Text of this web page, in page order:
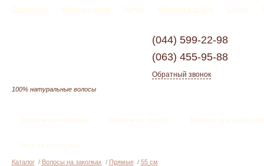
О компании Новости и акции Услуги Доставка и оплата Статьи
100% натуральные волосы
(044) 599-22-98
(063) 455-95-88
Обратный звонок
Волосы на заколках Волосы на трессе Волосы для
Уход за волосами
Каталог/ Волосы на заколках / Прямые/ 55 см